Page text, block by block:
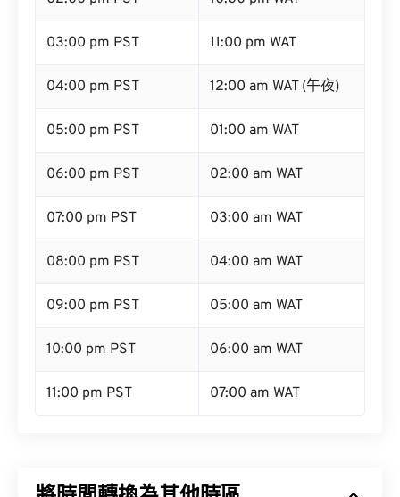
03:00 pm PST 11:00 pm WAT
04:00 pm PST 12:00 am WAT (午夜)
05:00 pm PST 01:00 am WAT
06:00 pm PST 02:00 am WAT
07:00 pm PST 03:00 am WAT
08:00 pm PST 04:00 am WAT
09:00 pm PST 05:00 am WAT
10:00 pm PST 06:00 am WAT
11:00 pm PST 07:00 am WAT